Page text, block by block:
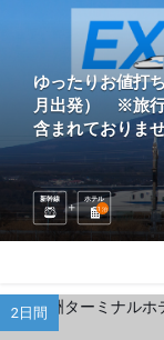
ゆったりお値
月出発） ※旅行
含まれておりませ
新幹線
ホテル
1 泊
2日間